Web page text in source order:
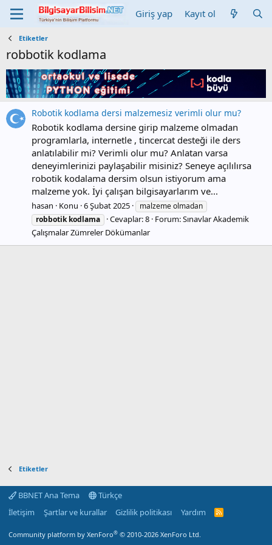
Giriş yap Kayıt ol
Etiketler
robbotik kodlama
Robotik kodlama dersi malzemesiz verimli olur mu?
Robotik kodlama dersine girip malzeme olmadan
programlarla, internetle , tincercat desteği ile ders
anlatılabilir mi? Verimli olur mu? Anlatan varsa
deneyimlerinizi paylaşabilir misiniz? Seneye açılılırsa
robotik kodalama dersim olsun istiyorum ama
malzeme yok. İyi çalışan bilgisayarlarım ve...
hasan Konu 6 Şubat 2025
malzeme olmadan
robbotik kodlama Cevaplar: 8 Forum:Sınavlar Akademik
Çalışmalar Zümreler Dökümanlar
Etiketler
BBNET Ana Tema
Türkçe
İletişim
Şartlar ve kurallar Gizlilik politikası Yardım
R
Community platform by XenForo® © 2010-2026 XenForo Ltd.